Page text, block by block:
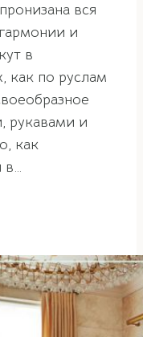
вся
и
в
как по руслам
рукавами и
как
в…